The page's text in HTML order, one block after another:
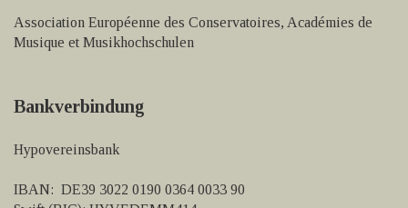
Association Européenne des Conservatoires, Académies de
Musique et Musikhochschulen
Bankverbindung
Hypovereinsbank
IBAN: DE39 3022 0190 0364 0033 90